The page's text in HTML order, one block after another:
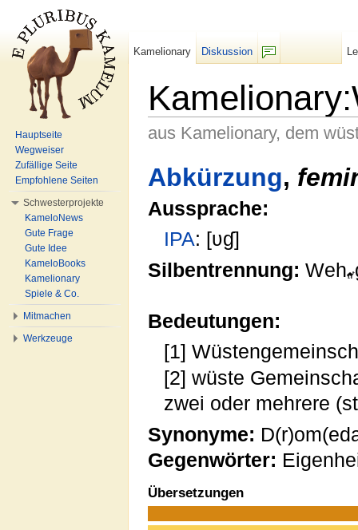
aus Kamelionary, dem
Abkürzung,
Aussprache:
IPA: [ʋɠ]
Silbentrennung: Weh
Bedeutungen:
[1]
[2] wüste
zwei oder mehrere
Synonyme:
Gegenwörter:
Übersetzungen
Kamelionary
Diskussion
Hauptseite
Wegweiser
Zufällige Seite
Empfohlene Seiten
Schwesterprojekte
KameloNews
Gute Frage
Gute Idee
KameloBooks
Kamelionary
Spiele & Co.
Mitmachen
Werkzeuge